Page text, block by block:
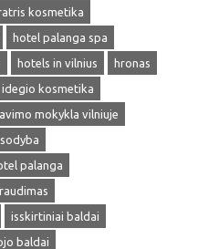
kosmetika
hotel palanga spa
hotels in vilnius
hronas
idegio kosmetika
mokykla vilniuje
palanga
isskirtiniai baldai
baldai